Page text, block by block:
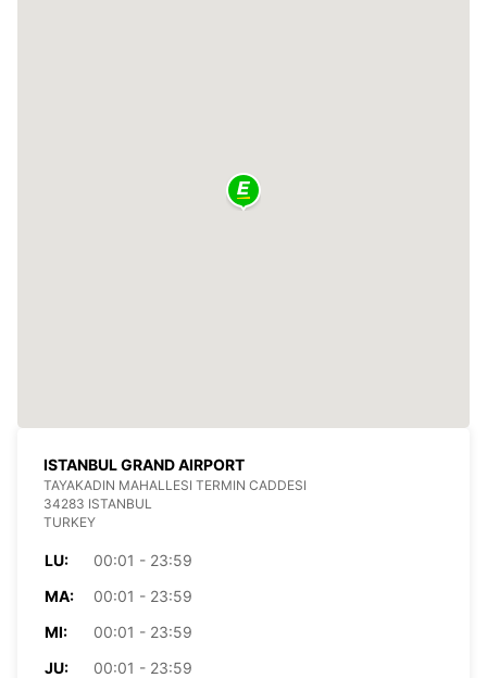
ISTANBUL GRAND AIRPORT
TAYAKADIN MAHALLESI TERMIN CADDESI
34283 ISTANBUL
TURKEY
LU:
00:01 - 23:59
MA:
00:01 - 23:59
MI:
00:01 - 23:59
JU:
00:01 - 23:59